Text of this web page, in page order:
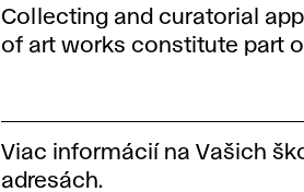
Collecting and curatorial
of art works constitute part
Viac informácií na Vašich
adresách.